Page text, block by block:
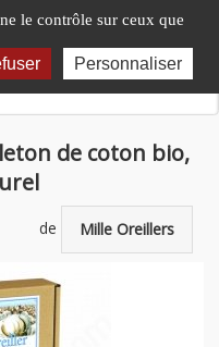
le contrôle sur ceux que
Personnaliser
de coton bio,
de Mille Oreillers